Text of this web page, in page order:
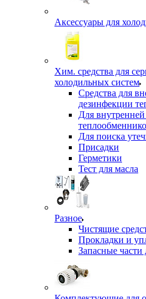
Аксессуары для
Хим. средства для
холодильных систем
Средства для
дезинфекции
Для
Для поиска
Присадки
Герметики
Тест для масла
Разное
Чистящие
Прокладки и
Запасные части